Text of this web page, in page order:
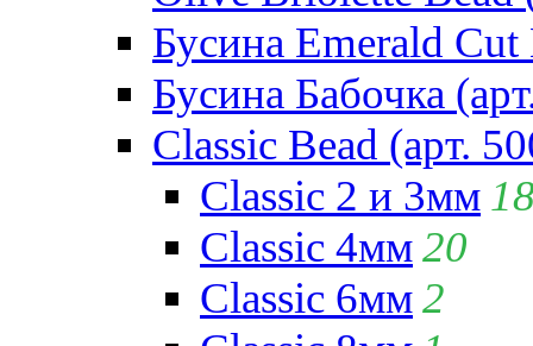
Бусина Emerald Cut
Бусина Бабочка
Classic Bead (арт.
Classic 2 и 3мм
Classic 4мм20
Classic 6мм2